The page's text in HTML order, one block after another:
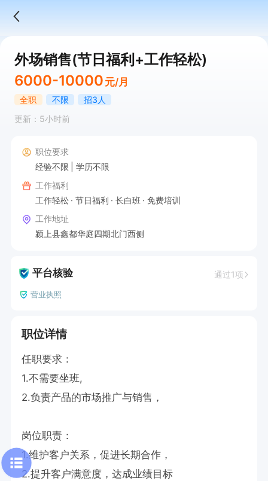
外场销售(节日福利+工作轻松)
6000-10000 元/月
全职 不限
招3人
更新：5小时前
职位要求
经验不限
学历不限
工作福利
工作轻松
节日福利 长白班
免费培训
工作地址
颍上县鑫都华庭四期北门西侧
平台核验 通过1项
营业执照
职位详情
任职要求：
1.不需要坐班,
2.负责产品的市场推广与销售，
岗位职责：
1.维护客户关系，促进长期合作，
2.提升客户满意度，达成业绩目标